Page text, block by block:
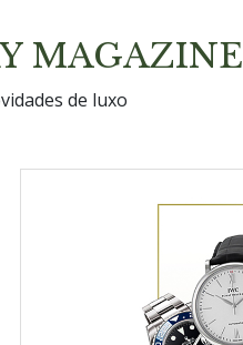
MAGAZINE
de luxo